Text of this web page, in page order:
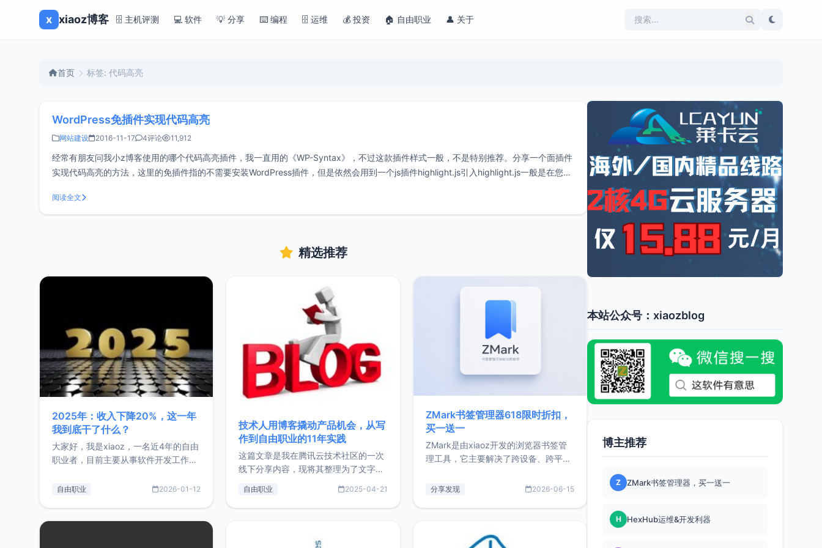
x xiaoz博客 🗄️ 主机评测 💻 软件 💡 分享 ⌨️ 编程 🗄️ 运维 💰 投资 🏠 自由职业 👤 关于
首页 标签: 代码高亮
WordPress免插件实现代码高亮
网站建设 2016-11-17 4评论 11,912
经常有朋友问我小z博客使用的哪个代码高亮插件，我一直用的《WP-Syntax》，不过这款插件样式一般，不是特别推荐。分享一个面插件
实现代码高亮的方法，这里的免插件指的不需要安装WordPress插件，但是依然会用到一个js插件highlight.js引入highlight.js一般是在您主
阅读全文
精选推荐
2025年：收入下降20%，这一年
我到底干了什么？
大家好，我是xiaoz，一名近4年的自由
职业者，目前主要从事软件开发工作。
的总结，内容主要包括：工作、学习、
自由职业 2026-01-12
技术人用博客撬动产品机会，从写
作到自由职业的11年实践
这篇文章是我在腾讯云技术社区的一次
线下分享内容，现将其整理为了文字
版，分享了写博客11年来的经历，以及
通过博客过渡到做产品和走向自由职业
的一个小故事。文中还首次公开了我的
自由职业 2025-04-21
ZMark书签管理器618限时折扣，
买一送一
ZMark是由xiaoz开发的浏览器书签管
理工具，它主要解决了跨设备、跨平
做到一处部署、随处访问。同时，它还
量级： 使用Bun + Hono.js
分享发现 2026-06-15
本站公众号：xiaozblog
博主推荐
Z ZMark书签管理器，买一送一
H HexHub运维&开发利器